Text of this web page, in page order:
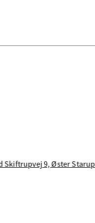
Skiftrupvej 9, Øster